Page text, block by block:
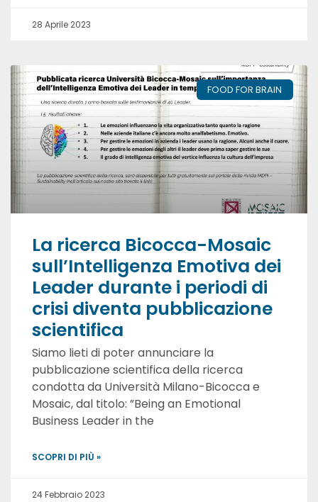
28 Aprile 2023
FOOD FOR BRAIN
La ricerca Bicocca-Mosaic
sull’Intelligenza Emotiva dei
Leader durante i periodi di
crisi diventa pubblicazione
scientifica
Siamo lieti di poter annunciare la
pubblicazione scientifica della ricerca
condotta da Università Milano-Bicocca e
Mosaic, dal titolo: ”Being an Emotional
Business Leader in the
SCOPRI DI PIÙ »
24 Febbraio 2023